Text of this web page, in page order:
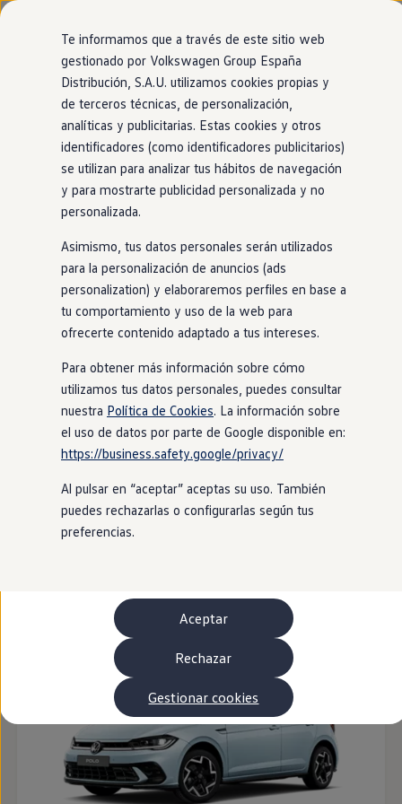
Ir
directamente
al contenido
Ir
directamente
al pie de
página
Nuevo ID. Cross
Vehículos Comerciales
Compra y ofertas
Volkswagen nuevo en stock
Volkswagen de ocasión
Financiación
My Renting
My Way
Seguros
Empresas
Autoescuelas
Eléctricos e híbridos
Más sobre híbridos
Plan Auto +
Etiquetas DGT
Simulador de autonomía, carga y ahorro
Carga y autonomía
Soluciones de carga
Tarifas de carga
Carga en casa
Modos de carga
Autonomía
Clientes y posventa
Club Volkswagen
Ofertas posventa
Beneficios Volkswagen
Asistencia en carretera
Servicios de movilidad
Garantía del fabricante
Buscar servicios para tu modelo
Volkswagen Apps, inicio de sesión y tienda
Conectar el móvil con el vehículo
Actualizaciones del software, los mapas y las
Mantenimiento y reparaciones
Revisiones e ITV
Aceite y líquidos del motor
Baterías
Frenos
Motor y chasis
Aire acondicionado y filtros
Faros y lunas
Carrocería y pintura
Modelos Acabados Motor Exterior Interior Ruedas
Modelos
PRUEBA NUESTRO ASESOR VIRTUAL
Encuentra el Volkswagen perfecto para
SUV Eléctrico Gasolina Híbrido enchufable
Te informamos que a través de este sitio web
gestionado por Volkswagen Group España
Distribución, S.A.U. utilizamos cookies propias y
de terceros técnicas, de personalización,
analíticas y publicitarias. Estas cookies y otros
identificadores (como identificadores publicitarios)
se utilizan para analizar tus hábitos de navegación
y para mostrarte publicidad personalizada y no
personalizada.
Asimismo, tus datos personales serán utilizados
para la personalización de anuncios (ads
personalization) y elaboraremos perfiles en base a
tu comportamiento y uso de la web para
ofrecerte contenido adaptado a tus intereses.
Para obtener más información sobre cómo
utilizamos tus datos personales, puedes consultar
nuestra Política de Cookies. La información sobre
el uso de datos por parte de Google disponible en:
https://business.safety.google/privacy/
Al pulsar en “aceptar” aceptas su uso. También
puedes rechazarlas o configurarlas según tus
preferencias.
Aceptar
Rechazar
Gestionar cookies